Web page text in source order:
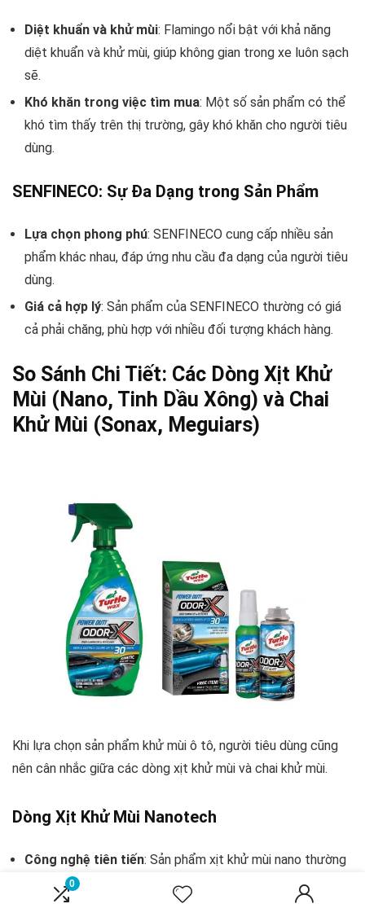
0
Diệt khuẩn và khử mùi: Flamingo nổi bật với khả năng
diệt khuẩn và khử mùi, giúp không gian trong xe luôn sạch
sẽ.
Khó khăn trong việc tìm mua: Một số sản phẩm có thể
khó tìm thấy trên thị trường, gây khó khăn cho người tiêu
dùng.
SENFINECO: Sự Đa Dạng trong Sản Phẩm
Lựa chọn phong phú: SENFINECO cung cấp nhiều sản
phẩm khác nhau, đáp ứng nhu cầu đa dạng của người tiêu
dùng.
Giá cả hợp lý: Sản phẩm của SENFINECO thường có giá
cả phải chăng, phù hợp với nhiều đối tượng khách hàng.
So Sánh Chi Tiết: Các Dòng Xịt Khử
Mùi (Nano, Tinh Dầu Xông) và Chai
Khử Mùi (Sonax, Meguiars)
Khi lựa chọn sản phẩm khử mùi ô tô, người tiêu dùng cũng
nên cân nhắc giữa các dòng xịt khử mùi và chai khử mùi.
Dòng Xịt Khử Mùi Nanotech
Công nghệ tiên tiến: Sản phẩm xịt khử mùi nano thường
có khả năng khử mùi và diệt khuẩn vượt trội nhờ vào công
nghệ tiên tiến.